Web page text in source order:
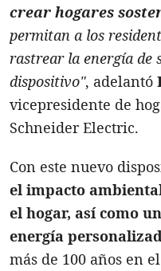
crear hogares
permitan a los
rastrear la energía de
dispositivo", adelantó
vicepresidente de
Schneider Electric.
Con este nuevo
el impacto
el hogar, así como
energía
más de 100 años en